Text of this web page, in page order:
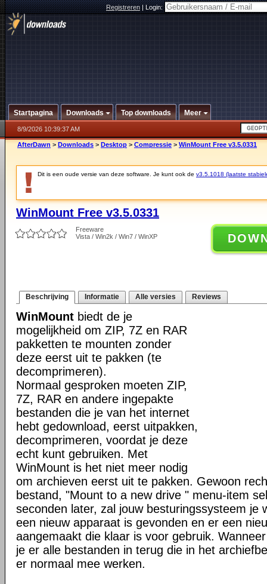
Registreren|Login:
Startpagina Downloads Top downloads Meer
8/9/2026 10:39:37 AM
AfterDawn > Downloads > Desktop > Compressie > WinMount Free v3.5.0331
Dit is een oude versie van deze software. Je kunt ook de v3.5.1018 (laatste
WinMount Free v3.5.0331
Freeware
Vista / Win2k / Win7 / WinXP
Beschrijving Informatie Alle versies Reviews
WinMount biedt de je
mogelijkheid om ZIP, 7Z en RAR
pakketten te mounten zonder
deze eerst uit te pakken (te
decomprimeren).
Normaal gesproken moeten ZIP,
7Z, RAR en andere ingepakte
bestanden die je van het internet
hebt gedownload, eerst uitpakken,
decomprimeren, voordat je deze
echt kunt gebruiken. Met
WinMount is het niet meer nodig
om archieven eerst uit te pakken. Gewoon
bestand, "Mount to a new drive " menu-item
seconden later, zal jouw besturingssysteem je
een nieuw apparaat is gevonden en er een
aangemaakt die klaar is voor gebruik.
je er alle bestanden in terug die in het
er normaal mee werken.